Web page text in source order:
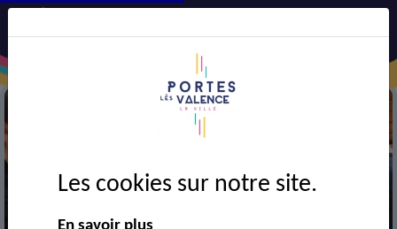
Les cookies sur notre site.